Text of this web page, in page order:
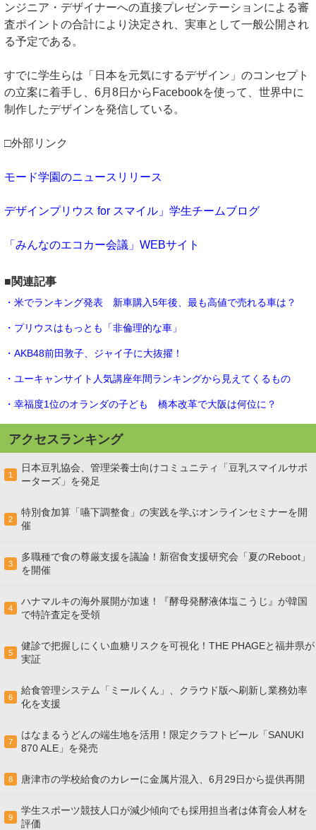
ンジニア・デザイナーへの直接プレゼンテーションによる審
査ポイントの合計により決定され、実車として一般公開され
る予定である。
すでに学生らは「日本を元気にするデザイン」のコンセプト
の立案に着手し、6月8日からFacebookを使って、世界中に
制作したデザインを発信している。
□外部リンク
モード学園のニュースリリース
デザインプリウス for スマイル」学生チームブログ
「みんなのエコカー会議」WEBサイト
■関連記事
・米でランキング発表 新車購入5年後、最も高値で売れる車は？
・プリウスはもっとも「非倫理的な車」
・AKB48前田敦子、ジャイ子に大抜擢！
・ユーキャンサイト人気講座年間ランキングから見えてくるもの
・幸福度1位のオランダの子ども 橋本改革で大阪は何位に？
アクセスランキング
1
日本豆乳協会、管理栄養士向けコミュニティ「豆乳スマイルサポ
ーターズ」を発足
2
特別食加算「嚥下調整食」の実践を学ぶオンラインセミナーを開
催
3
多職種で食の尊厳支援を議論！新宿食支援研究会「夏のReboot」
を開催
4
ハナマルキの海外展開が加速！『酵母発酵液体塩こうじ』が韓国
で特許査定を受領
5
健診で把握しにくい血糖リスクを可視化！THE PHAGEと福井県が
実証
6
給食管理システム「ミールくん」、クラウド版へ刷新し業務効率
化を支援
7
はなまるうどんの端生地を活用！限定クラフトビール「SANUKI
870 ALE」を発売
8 唐津市の学校給食のカレーに金属片混入、6月29日から提供再開
9
学生スポーツ競技人口が減少傾向でも採用担当者は体育会人材を
評価